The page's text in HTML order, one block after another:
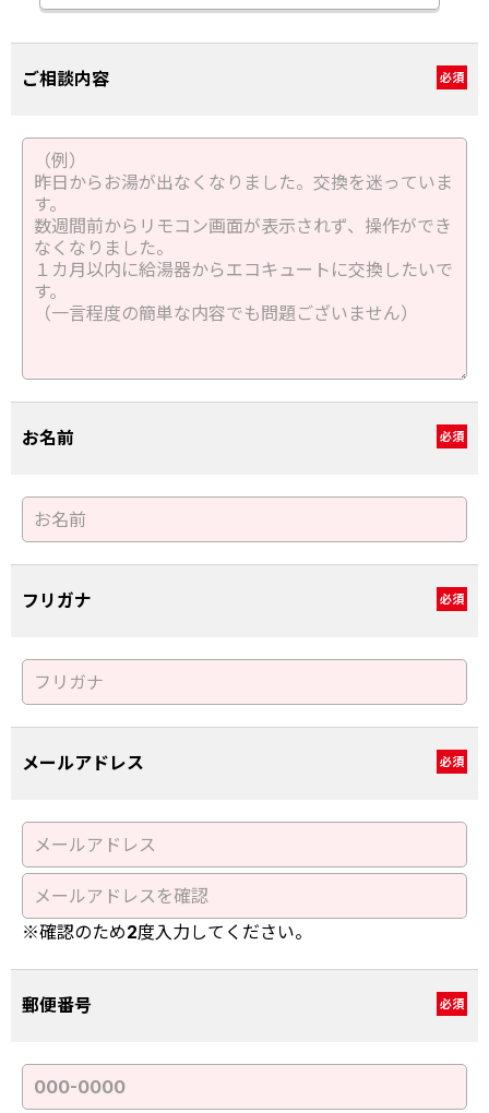
ご相談内容 必須
お名前 必須
フリガナ 必須
メールアドレス 必須
※確認のため2度入力してください。
郵便番号 必須